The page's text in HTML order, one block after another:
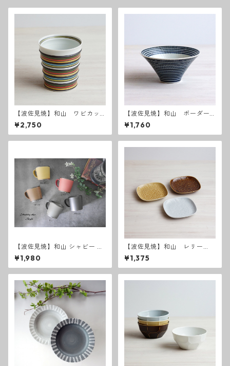
【波佐見焼】和山 ワビカッ
プ カラーズレインボー
¥2,750
【波佐見焼】和山 ボーダー
柄「藍駒」反り碗中
¥1,760
【波佐見焼】和山 シャビー K
Kマグカップ
¥1,980
【波佐見焼】和山 レリー
フ・フラワーパレード 取皿
¥1,375